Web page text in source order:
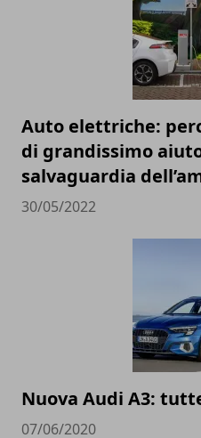
Auto elettriche:
di grandissimo
salvaguardia
30/05/2022
Nuova Audi A3:
07/06/2020